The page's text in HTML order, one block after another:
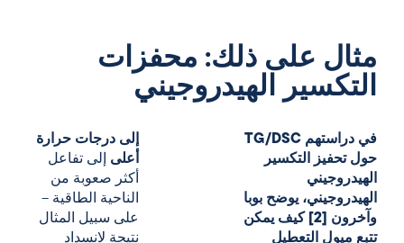
مثال على ذلك: محفزات
التكسير الهيدروجيني
في دراستهم TG/DSC
حول تحفيز التكسير
الهيدروجيني
الهيدروجيني، يوضح بوبا
وآخرون [2] كيف يمكن
تتبع ميول التعطيل
إلى درجات حرارة
أعلى إلى تفاعل
أكثر صعوبة من
الناحية الطاقية –
على سبيل المثال
نتيجة لانسداد